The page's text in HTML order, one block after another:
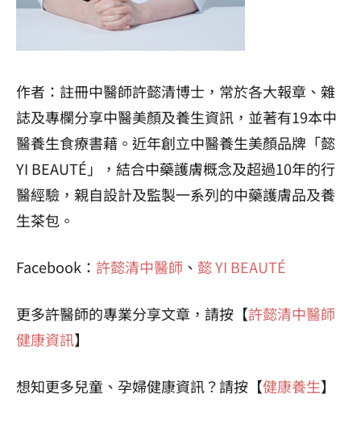
作者：註冊中醫師許懿清博士，常於各大報章、雜
誌及專欄分享中醫美顏及養生資訊，並著有19本中
醫養生食療書藉。近年創立中醫養生美顏品牌「懿
YI BEAUTÉ」，結合中藥護膚概念及超過10年的行
醫經驗，親自設計及監製一系列的中藥護膚品及養
生茶包。
Facebook： 許懿清中醫師 、 懿 YI BEAUTÉ
更多許醫師的專業分享文章，請按【許懿清中醫師
健康資訊】
想知更多兒童、孕婦健康資訊？請按【健康養生】